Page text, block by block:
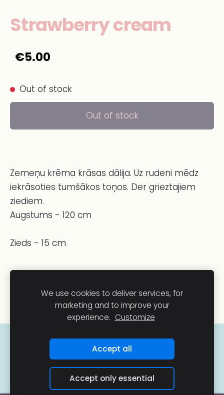
Strawberry cream
€5.00
Out of stock
Out of stock
Zemeņu krēma krāsas dālija. Uz rudeni mēdz
iekrāsoties tumšākos toņos. Der grieztajiem
ziediem.
Augstums - 120 cm
Zieds - 15 cm
We use cookies to deliver services, for
marketing and to improve your
experience. Customize
Accept all
Accept only essential